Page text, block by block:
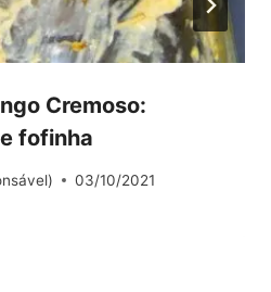
Cremoso:
fofinha
03/10/2021